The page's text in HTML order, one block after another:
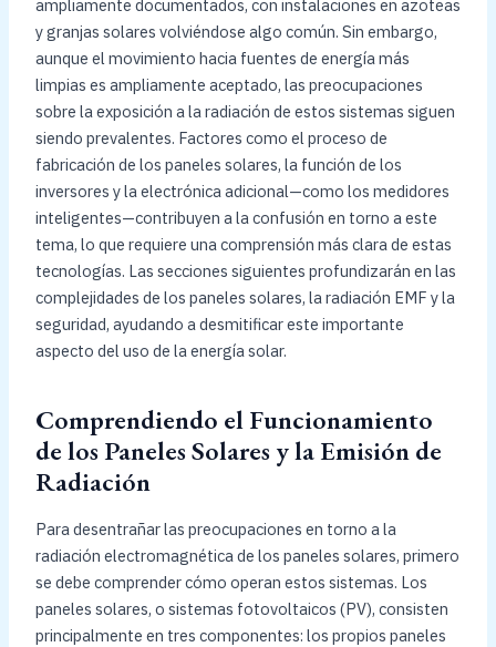
ampliamente documentados, con instalaciones en azoteas
y granjas solares volviéndose algo común. Sin embargo,
aunque el movimiento hacia fuentes de energía más
limpias es ampliamente aceptado, las preocupaciones
sobre la exposición a la radiación de estos sistemas siguen
siendo prevalentes. Factores como el proceso de
fabricación de los paneles solares, la función de los
inversores y la electrónica adicional—como los medidores
inteligentes—contribuyen a la confusión en torno a este
tema, lo que requiere una comprensión más clara de estas
tecnologías. Las secciones siguientes profundizarán en las
complejidades de los paneles solares, la radiación EMF y la
seguridad, ayudando a desmitificar este importante
aspecto del uso de la energía solar.
Comprendiendo el Funcionamiento
de los Paneles Solares y la Emisión de
Radiación
Para desentrañar las preocupaciones en torno a la
radiación electromagnética de los paneles solares, primero
se debe comprender cómo operan estos sistemas. Los
paneles solares, o sistemas fotovoltaicos (PV), consisten
principalmente en tres componentes: los propios paneles